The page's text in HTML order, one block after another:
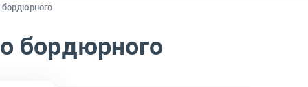
бордюрного